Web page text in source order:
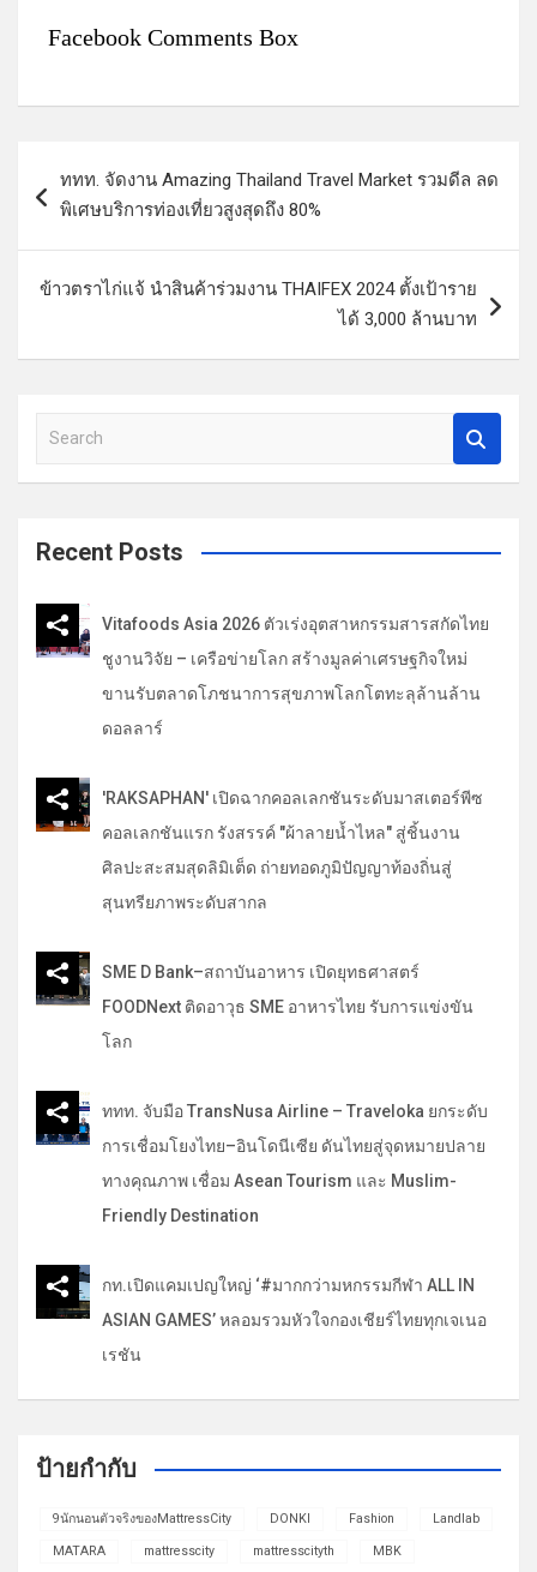
Facebook Comments Box
น
ว
ททท. จัดงาน Amazing Thailand Travel Market รวมดีล ลด
พิเศษบริการท่องเที่ยวสูงสุดถึง 80%
ข้าวตราไก่แจ้ นำสินค้าร่วมงาน THAIFEX 2024 ตั้งเป้าราย
ได้ 3,000 ล้านบาท
a
c
Recent Posts
Vitafoods Asia 2026 ตัวเร่งอุตสาหกรรมสารสกัดไทย
ชูงานวิจัย – เครือข่ายโลก สร้างมูลค่าเศรษฐกิจใหม่
ขานรับตลาดโภชนาการสุขภาพโลกโตทะลุล้านล้าน
ดอลลาร์
'RAKSAPHAN' เปิดฉากคอลเลกชันระดับมาสเตอร์พีซ
คอลเลกชันแรก รังสรรค์ "ผ้าลายน้ำไหล" สู่ชิ้นงาน
ศิลปะสะสมสุดลิมิเต็ด ถ่ายทอดภูมิปัญญาท้องถิ่นสู่
สุนทรียภาพระดับสากล
SME D Bank–สถาบันอาหาร เปิดยุทธศาสตร์
FOODNext ติดอาวุธ SME อาหารไทย รับการแข่งขัน
โลก
ททท. จับมือ TransNusa Airline – Traveloka ยกระดับ
การเชื่อมโยงไทย–อินโดนีเซีย ดันไทยสู่จุดหมายปลาย
ทางคุณภาพ เชื่อม Asean Tourism และ Muslim-
Friendly Destination
กท.เปิดแคมเปญใหญ่ ‘#มากกว่ามหกรรมกีฬา ALL IN
ASIAN GAMES’ หลอมรวมหัวใจกองเชียร์ไทยทุกเจเนอ
เรชัน
ป้ายกำกับ
9นักนอนตัวจริงของMattressCity DONKI Fashion Landlab
MATARA mattresscity mattresscityth MBK